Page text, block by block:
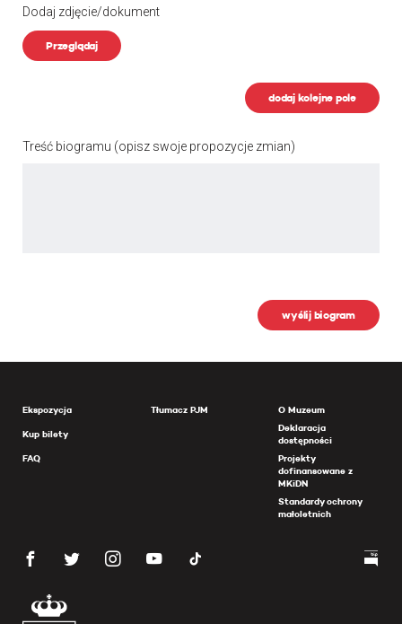
Dodaj zdjęcie/dokument
Przeglądaj
dodaj kolejne pole
Treść biogramu (opisz swoje propozycje zmian)
wyślij biogram
Ekspozycja
Kup bilety
FAQ
Tłumacz PJM
O Muzeum
Deklaracja
dostępności
Projekty
dofinansowane z
MKiDN
Standardy ochrony
małoletnich